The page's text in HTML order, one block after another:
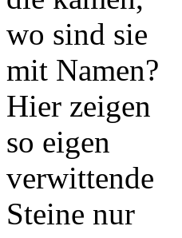
wo sind sie
mit Namen?
Hier zeigen
so eigen
verwittende
Steine nur